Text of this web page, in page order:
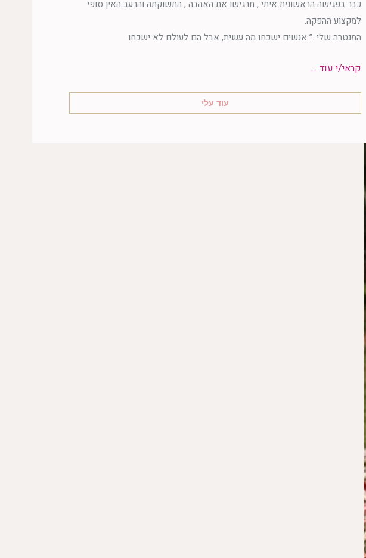
כבר בפגישה הראשונית איתי , תרגישו את האהבה , התשוקתה והרעב האין סופי
למקצוע ההפקה.
המנטרה שלי :” אנשים ישכחו מה עשית, אבל הם לעולם לא ישכחו
קראי/י עוד …
עוד עלי